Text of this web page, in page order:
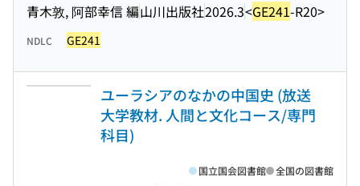
青木敦, 阿部幸信 編山川出版社2026.3<GE241-R20>
NDLC GE241
ユーラシアのなかの中国史 (放送
大学教材. 人間と文化コース/専門
科目)
国立国会図書館 全国の図書館